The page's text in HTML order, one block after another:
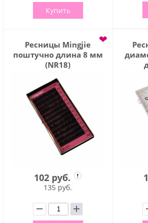
Купить
Ресницы Mingjie
поштучно длина 8 мм
(NR18)
❤
102 руб.
135 руб.